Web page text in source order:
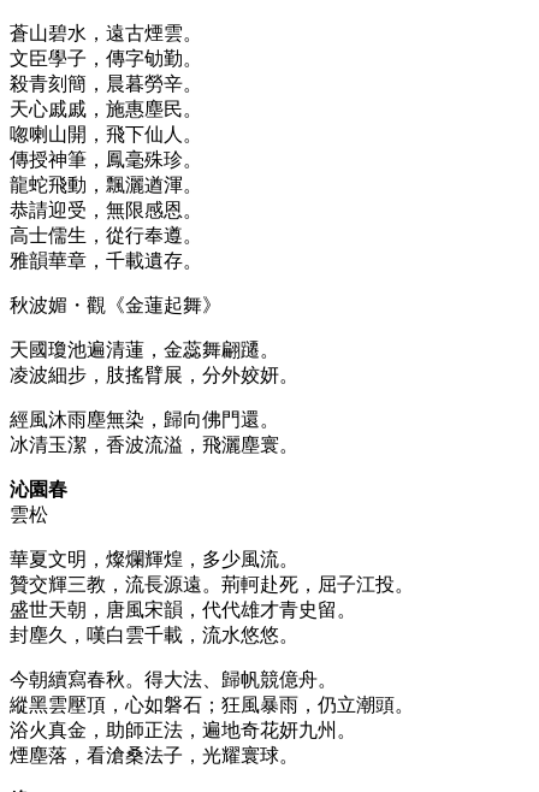
蒼山碧水，遠古煙雲。
文臣學子，傳字劬勤。
殺青刻簡，晨暮勞辛。
天心戚戚，施惠塵民。
唿喇山開，飛下仙人。
傳授神筆，鳳毫殊珍。
龍蛇飛動，飄灑遒渾。
恭請迎受，無限感恩。
高士儒生，從行奉遵。
雅韻華章，千載遺存。
秋波媚・觀《金蓮起舞》
天國瓊池遍清蓮，金蕊舞翩躚。
凌波細步，肢搖臂展，分外姣妍。
經風沐雨塵無染，歸向佛門還。
冰清玉潔，香波流溢，飛灑塵寰。
沁園春
雲松
華夏文明，燦爛輝煌，多少風流。
贊交輝三教，流長源遠。荊軻赴死，屈子江投。
盛世天朝，唐風宋韻，代代雄才青史留。
封塵久，嘆白雲千載，流水悠悠。
今朝續寫春秋。得大法、歸帆競億舟。
縱黑雲壓頂，心如磐石；狂風暴雨，仍立潮頭。
浴火真金，助師正法，遍地奇花妍九州。
煙塵落，看滄桑法子，光耀寰球。